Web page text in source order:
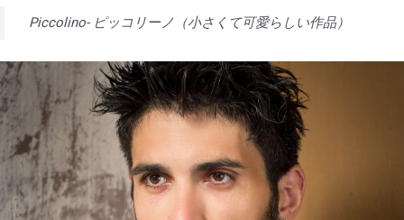
Piccolino- ピッコリーノ（小さくて可愛らしい作品）